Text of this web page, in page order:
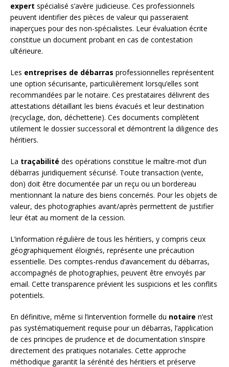
expert spécialisé s’avère judicieuse. Ces professionnels
peuvent identifier des pièces de valeur qui passeraient
inaperçues pour des non-spécialistes. Leur évaluation écrite
constitue un document probant en cas de contestation
ultérieure.
Les entreprises de débarras professionnelles représentent
une option sécurisante, particulièrement lorsqu’elles sont
recommandées par le notaire. Ces prestataires délivrent des
attestations détaillant les biens évacués et leur destination
(recyclage, don, déchetterie). Ces documents complètent
utilement le dossier successoral et démontrent la diligence des
héritiers.
La traçabilité des opérations constitue le maître-mot d’un
débarras juridiquement sécurisé. Toute transaction (vente,
don) doit être documentée par un reçu ou un bordereau
mentionnant la nature des biens concernés. Pour les objets de
valeur, des photographies avant/après permettent de justifier
leur état au moment de la cession.
L’information régulière de tous les héritiers, y compris ceux
géographiquement éloignés, représente une précaution
essentielle. Des comptes-rendus d’avancement du débarras,
accompagnés de photographies, peuvent être envoyés par
email. Cette transparence prévient les suspicions et les conflits
potentiels.
En définitive, même si l’intervention formelle du notaire n’est
pas systématiquement requise pour un débarras, l’application
de ces principes de prudence et de documentation s’inspire
directement des pratiques notariales. Cette approche
méthodique garantit la sérénité des héritiers et préserve